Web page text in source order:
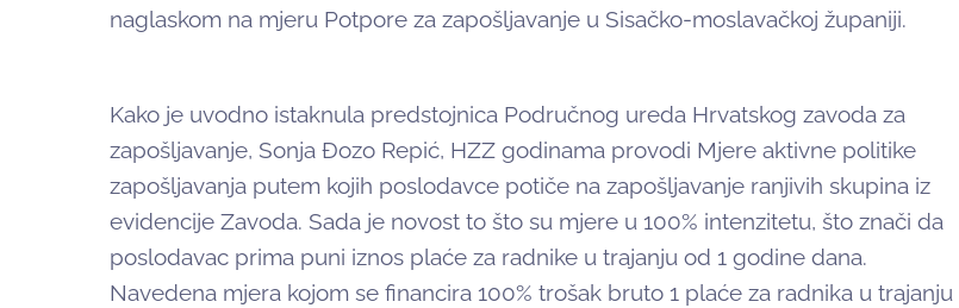
naglaskom na mjeru Potpore za zapošljavanje u Sisačko-moslavačkoj županiji.
Kako je uvodno istaknula predstojnica Područnog ureda Hrvatskog zavoda za
zapošljavanje, Sonja Đozo Repić, HZZ godinama provodi Mjere aktivne politike
zapošljavanja putem kojih poslodavce potiče na zapošljavanje ranjivih skupina iz
evidencije Zavoda. Sada je novost to što su mjere u 100% intenzitetu, što znači da
poslodavac prima puni iznos plaće za radnike u trajanju od 1 godine dana.
Navedena mjera kojom se financira 100% trošak bruto 1 plaće za radnika u trajanju